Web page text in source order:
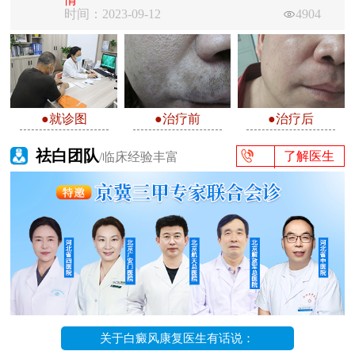
时间：2023-09-12
4904
●就诊图 ●治疗前 ●治疗后
祛白团队/临床经验丰富 了解医生
关于白癜风康复医生有话说：